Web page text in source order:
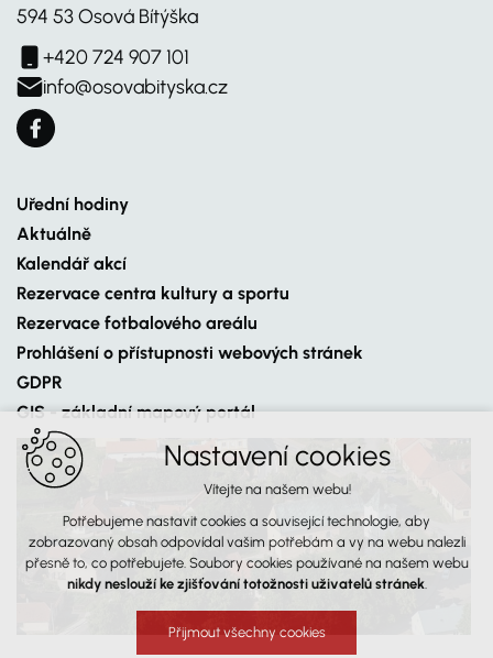
594 53 Osová Bítýška
+420 724 907 101
info@osovabityska.cz
Uřední hodiny
Aktuálně
Kalendář akcí
Rezervace centra kultury a sportu
Rezervace fotbalového areálu
Prohlášení o přístupnosti webových stránek
GDPR
GIS - základní mapový portál
Nastavení cookies
Vítejte na našem webu!
Potřebujeme nastavit cookies a související technologie, aby
zobrazovaný obsah odpovídal vašim potřebám a vy na webu nalezli
přesně to, co potřebujete. Soubory cookies používané na našem webu
nikdy neslouží ke zjišťování totožnosti uživatelů stránek.
Přijmout všechny cookies